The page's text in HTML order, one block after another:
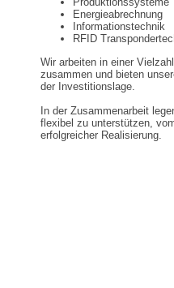
Energieabrechnung
Informationstechnik
RFID
Wir arbeiten in einer
zusammen und bieten
der Investitionslage.
In der Zusammenarbeit
flexibel zu unterstützen,
erfolgreicher Realisierung.